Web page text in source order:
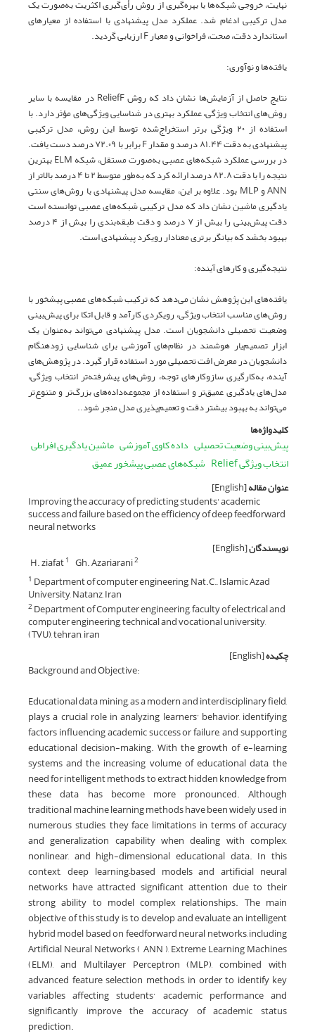
نهایت، خروجی شبکه‌ها با بهره‌گیری از روش رأی‌گیری اکثریت به‌صورت یک
مدل ترکیبی ادغام شد. عملکرد مدل پیشنهادی با استفاده از معیارهای
استاندارد دقت، صحت، فراخوانی و معیار F ارزیابی گردید.
یافته‌ها و نوآوری:
نتایج حاصل از آزمایش‌ها نشان داد که روش ReliefF در مقایسه با سایر
روش‌های انتخاب ویژگی، عملکرد بهتری در شناسایی ویژگی‌های مؤثر دارد. با
استفاده از ۲۰ ویژگی برتر استخراج‌شده توسط این روش، مدل ترکیبی
پیشنهادی به دقت ۸۱.۴۴ درصد و مقدار F برابر با ۷۲.۰۹ درصد دست یافت.
در بررسی عملکرد شبکه‌های عصبی به‌صورت مستقل، شبکه ELM بهترین
نتیجه را با دقت ۸۲.۸ درصد ارائه کرد که به‌طور متوسط ۲ تا ۴ درصد بالاتر از
ANN و MLP بود. علاوه بر این، مقایسه مدل پیشنهادی با روش‌های سنتی
یادگیری ماشین نشان داد که مدل ترکیبی شبکه‌های عصبی توانسته است
دقت پیش‌بینی را بیش از ۷ درصد و دقت طبقه‌بندی را بیش از ۴ درصد
بهبود بخشد که بیانگر برتری معنادار رویکرد پیشنهادی است.
نتیجه‌گیری و کارهای آینده:
یافته‌های این پژوهش نشان می‌دهد که ترکیب شبکه‌های عصبی پیشخور با
روش‌های مناسب انتخاب ویژگی، رویکردی کارآمد و قابل اتکا برای پیش‌بینی
وضعیت تحصیلی دانشجویان است. مدل پیشنهادی می‌تواند به‌عنوان یک
ابزار تصمیم‌یار هوشمند در نظام‌های آموزشی برای شناسایی زودهنگام
دانشجویان در معرض افت تحصیلی مورد استفاده قرار گیرد. در پژوهش‌های
آینده، به‌کارگیری سازوکارهای توجه، روش‌های پیشرفته‌تر انتخاب ویژگی،
مدل‌های یادگیری عمیق‌تر و استفاده از مجموعه‌داده‌های بزرگ‌تر و متنوع‌تر
می‌تواند به بهبود بیشتر دقت و تعمیم‌پذیری مدل منجر شود..
کلیدواژه‌ها
پیش‌بینی وضعیت تحصیلی داده کاوی آموزشی ماشین یادگیری افراطی
انتخاب ویژگی Relief
شبکه‌های عصبی پیشخور عمیق
عنوان مقاله[English]
Improving the accuracy of predicting students' academic
success and failure based on the efficiency of deep feedforward
neural networks
نویسندگان[English]
H. ziafat1 Gh. Azariarani2
1 Department of computer engineering, Nat.C., Islamic Azad
University, Natanz, Iran
2Department of Computer engineering, faculty of electrical and
computer engineering, technical and vocational university,
(TVU), tehran, iran
چکیده[English]
Background and Objective:
Educational data mining, as a modern and interdisciplinary field,
plays a crucial role in analyzing learners’ behavior, identifying
factors influencing academic success or failure, and supporting
educational decision-making. With the growth of e-learning
systems and the increasing volume of educational data, the
need for intelligent methods to extract hidden knowledge from
these data has become more pronounced. Although
traditional machine learning methods have been widely used in
numerous studies, they face limitations in terms of accuracy
and generalization capability when dealing with complex,
nonlinear, and high-dimensional educational data. In this
context, deep learning–based models and artificial neural
networks have attracted significant attention due to their
strong ability to model complex relationships. The main
objective of this study is to develop and evaluate an intelligent
hybrid model based on feedforward neural networks, including
Artificial Neural Networks ( ANN ), Extreme Learning Machines
(ELM), and Multilayer Perceptron (MLP), combined with
advanced feature selection methods, in order to identify key
variables affecting students’ academic performance and
significantly improve the accuracy of academic status
prediction.